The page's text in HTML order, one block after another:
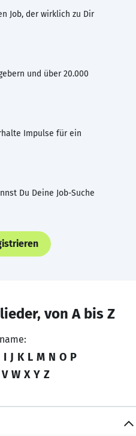
Job, der wirklich zu Dir
und über 20.000
Impulse für ein
Du Deine Job-Suche
von A bis Z
I J K L M N O P
V W X Y Z